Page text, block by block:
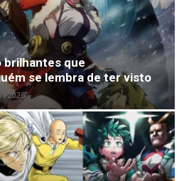
brilhantes que
se lembra de ter visto
, 2026